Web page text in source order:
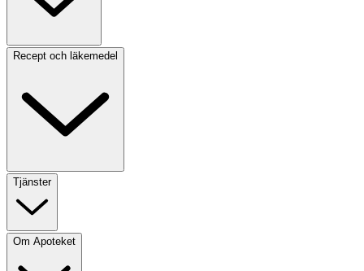
Recept och läkemedel
Tjänster
Om Apoteket